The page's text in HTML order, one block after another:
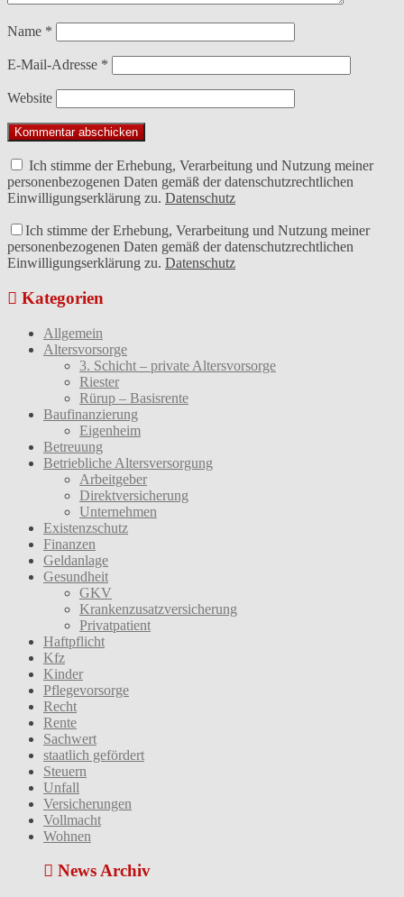
Name *
E-Mail-Adresse *
Website
Ich stimme der Erhebung, Verarbeitung und Nutzung meiner
personenbezogenen Daten gemäß der datenschutzrechtlichen
Einwilligungserklärung zu. Datenschutz
Ich stimme der Erhebung, Verarbeitung und Nutzung meiner
personenbezogenen Daten gemäß der datenschutzrechtlichen
Einwilligungserklärung zu. Datenschutz
Kategorien
Allgemein
Altersvorsorge
3. Schicht – private Altersvorsorge
Riester
Rürup – Basisrente
Baufinanzierung
Eigenheim
Betreuung
Betriebliche Altersversorgung
Arbeitgeber
Direktversicherung
Unternehmen
Existenzschutz
Finanzen
Geldanlage
Gesundheit
GKV
Krankenzusatzversicherung
Privatpatient
Haftpflicht
Kfz
Kinder
Pflegevorsorge
Recht
Rente
Sachwert
staatlich gefördert
Steuern
Unfall
Versicherungen
Vollmacht
Wohnen
News Archiv